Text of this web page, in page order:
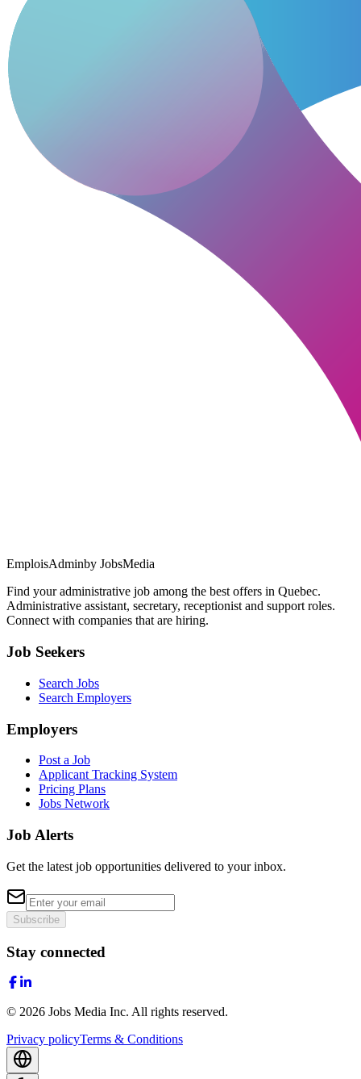
EmploisAdminby JobsMedia
Find your administrative job among the best offers in Quebec.
Administrative assistant, secretary, receptionist and support roles.
Connect with companies that are hiring.
Job Seekers
Search Jobs
Search Employers
Employers
Post a Job
Applicant Tracking System
Pricing Plans
Jobs Network
Job Alerts
Get the latest job opportunities delivered to your inbox.
Subscribe
Stay connected
© 2026 Jobs Media Inc. All rights reserved.
Privacy policyTerms & Conditions